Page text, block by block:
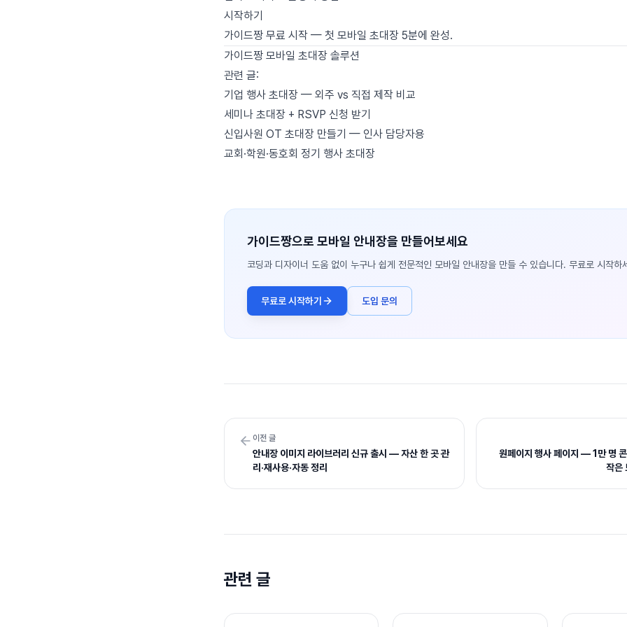
시작하기
가이드짱 무료 시작 — 첫 모바일 초대장 5분에 완성.
가이드짱 모바일 초대장 솔루션
관련 글:
기업 행사 초대장 — 외주 vs 직접 제작 비교
세미나 초대장 + RSVP 신청 받기
신입사원 OT 초대장 만들기 — 인사 담당자용
교회·학원·동호회 정기 행사 초대장
가이드짱으로 모바일 안내장을 만들어보세요
코딩과 디자이너 도움 없이 누구나 쉽게 전문적인 모바일 안내장을 만들 수 있습니다. 무료로 시작하
무료로 시작하기 도입 문의
이전 글
안내장 이미지 라이브러리 신규 출시 — 자산 한 곳 관
리·재사용·자동 정리
원페이지 행사 페이지 — 1만 명
작은
관련 글